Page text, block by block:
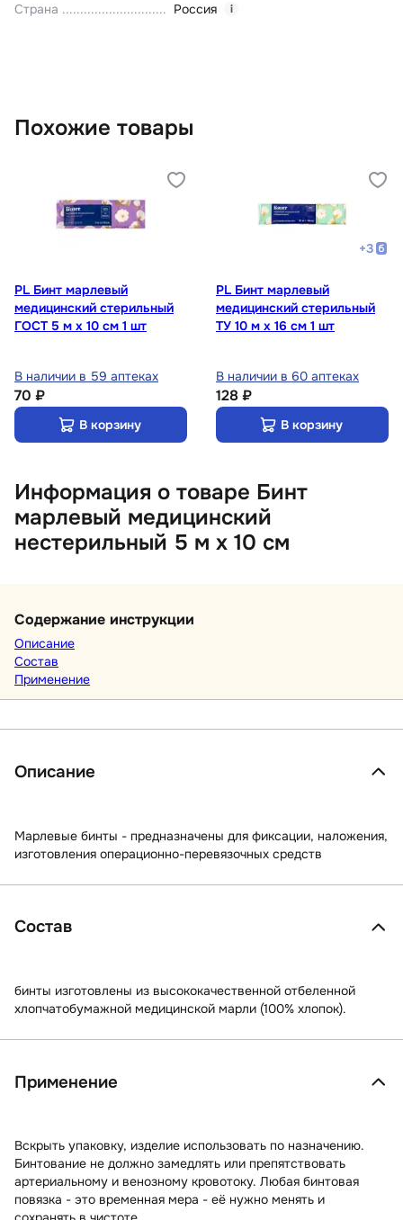
Страна
Россия i
Похожие товары
PL Бинт марлевый
медицинский стерильный
ГОСТ 5 м х 10 см 1 шт
В наличии в 59 аптеках
70 ₽
В корзину
+3
PL Бинт марлевый
медицинский стерильный
ТУ 10 м х 16 см 1 шт
В наличии в 60 аптеках
128 ₽
В корзину
Информация о товаре Бинт
марлевый медицинский
нестерильный 5 м х 10 см
Содержание инструкции
Описание
Состав
Применение
Описание
Марлевые бинты - предназначены для фиксации, наложения,
изготовления операционно-перевязочных средств
Состав
бинты изготовлены из высококачественной отбеленной
хлопчатобумажной медицинской марли (100% хлопок).
Применение
Вскрыть упаковку, изделие использовать по назначению.
Бинтование не должно замедлять или препятствовать
артериальному и венозному кровотоку. Любая бинтовая
повязка - это временная мера - её нужно менять и